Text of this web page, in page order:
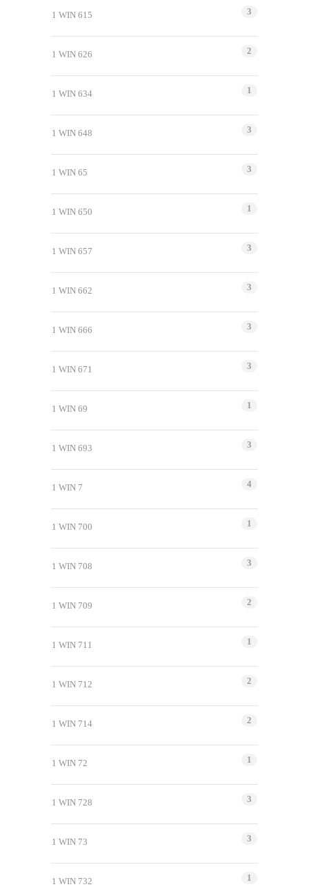
1 WIN 615 3
1 WIN 626 2
1 WIN 634 1
1 WIN 648 3
1 WIN 65 3
1 WIN 650 1
1 WIN 657 3
1 WIN 662 3
1 WIN 666 3
1 WIN 671 3
1 WIN 69 1
1 WIN 693 3
1 WIN 7 4
1 WIN 700 1
1 WIN 708 3
1 WIN 709 2
1 WIN 711 1
1 WIN 712 2
1 WIN 714 2
1 WIN 72 1
1 WIN 728 3
1 WIN 73 3
1 WIN 732 1